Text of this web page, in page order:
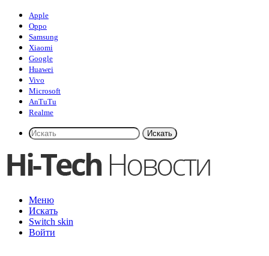
Apple
Oppo
Samsung
Xiaomi
Google
Huawei
Vivo
Microsoft
AnTuTu
Realme
Искать
Меню
Искать
Switch skin
Войти